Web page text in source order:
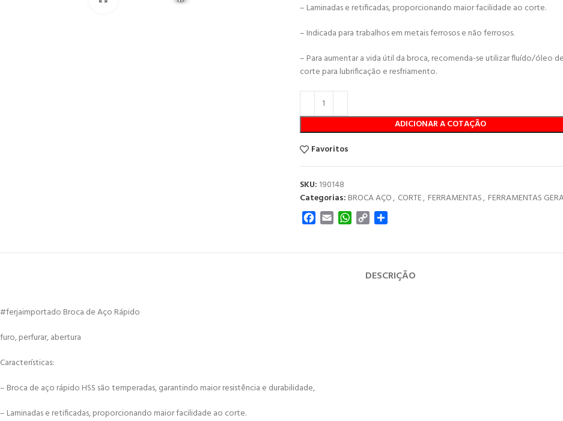
– Laminadas e retificadas, proporcionando maior facilidade ao corte.
– Indicada para trabalhos em metais ferrosos e não ferrosos.
– Para aumentar a vida útil da broca, recomenda-se utilizar fluído/óleo de
corte para lubrificação e resfriamento.
ADICIONAR A COTAÇÃO
Favoritos
SKU: 190148
Categorias: BROCA AÇO, CORTE, FERRAMENTAS, FERRAMENTAS
Facebook
EmailWhatsApp
CopyShare
DESCRIÇÃO
#ferjaimportado Broca de Aço Rápido
furo, perfurar, abertura
Características:
– Broca de aço rápido HSS são temperadas, garantindo maior resistência e durabilidade,
– Laminadas e retificadas, proporcionando maior facilidade ao corte.